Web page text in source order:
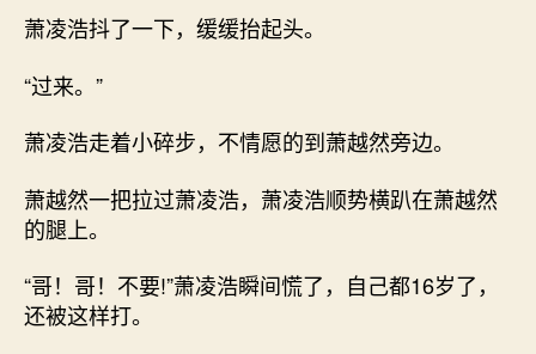
萧凌浩抖了一下，缓缓抬起头。
“过来。”
萧凌浩走着小碎步，不情愿的到萧越然旁边。
萧越然一把拉过萧凌浩，萧凌浩顺势横趴在萧越然
的腿上。
“哥！哥！不要!”萧凌浩瞬间慌了，自己都16岁了，
还被这样打。